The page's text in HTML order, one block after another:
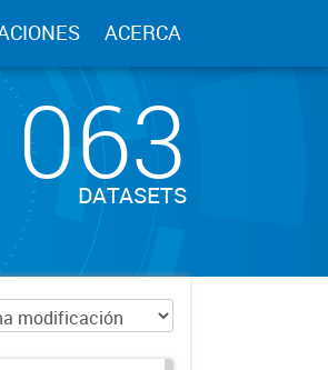
ACERCA
063
DATASETS